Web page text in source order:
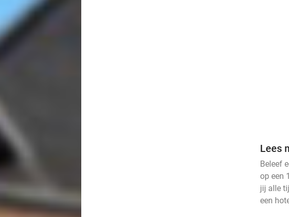
Lees
Beleef
op een
jij alle
een